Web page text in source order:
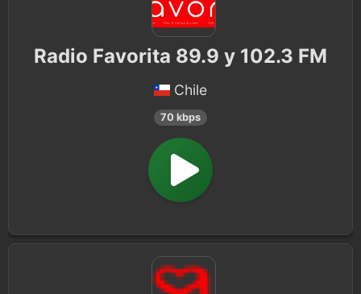
Radio Favorita 89.9 y 102.3 FM
Chile
70 kbps